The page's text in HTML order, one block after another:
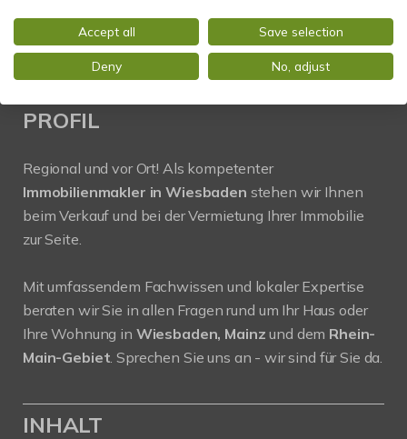
info@stadtblick-immobilien.de
Web:www.stadtblick-immobilien.de
PROFIL
Regional und vor Ort! Als kompetenter
Immobilienmakler in Wiesbaden stehen wir Ihnen
beim Verkauf und bei der Vermietung Ihrer Immobilie
zur Seite.
Mit umfassendem Fachwissen und lokaler Expertise
beraten wir Sie in allen Fragen rund um Ihr Haus oder
Ihre Wohnung in Wiesbaden, Mainzund dem Rhein-
Main-Gebiet. Sprechen Sie uns an - wir sind für Sie da.
INHALT
Accept all Save selection
Deny No, adjust